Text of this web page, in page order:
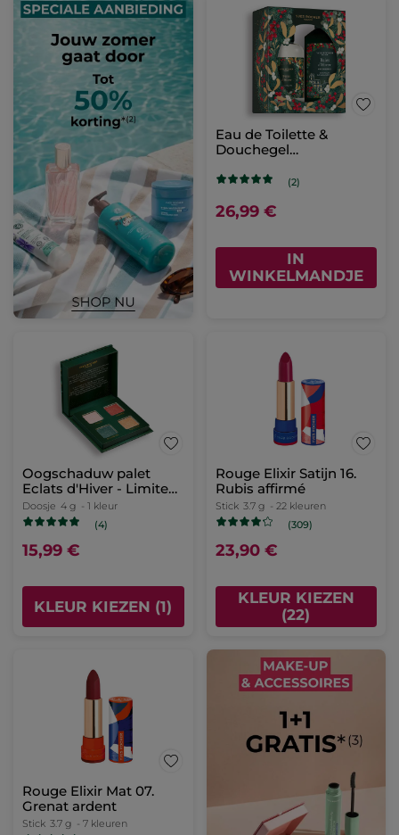
Eau de Toilette &
Douchegel
Cadeauset
(2)
26,99 €
IN
WINKELMANDJE
Oogschaduw palet
Eclats d'Hiver - Limited
Edition
Doosje 4 g - 1 kleur
(4)
15,99 €
KLEUR KIEZEN (1)
Rouge Elixir Satijn 16.
Rubis affirmé
Stick 3.7 g - 22 kleuren
(309)
23,90 €
KLEUR KIEZEN
(22)
Rouge Elixir Mat 07.
Grenat ardent
Stick 3.7 g - 7 kleuren